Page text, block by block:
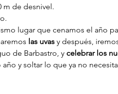
m de desnivel.
lugar que cenamos el año
las uvas y después,
de Barbastro, y celebrar los
y soltar lo que ya no